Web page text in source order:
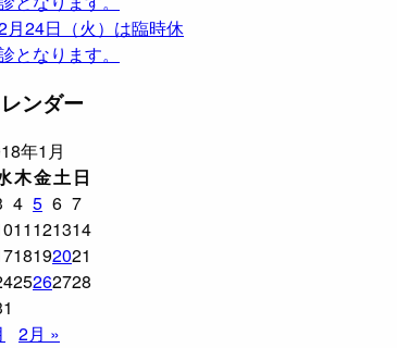
月24日（火）は臨時休
となります。
ンダー
年1月
木金土日
4 5 6 7
11121314
18192021
25262728
2月 »